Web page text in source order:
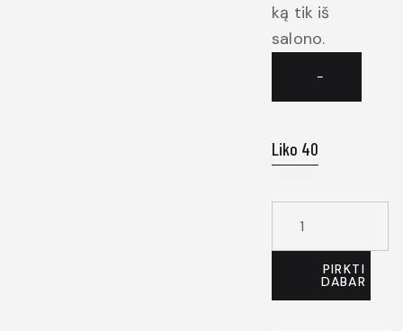
ką tik iš
salono.
−
Liko 40
PIRKTI
DABAR